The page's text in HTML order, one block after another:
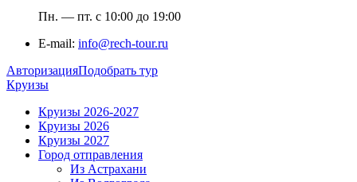
Пн. — пт. с 10:00 до 19:00
E-mail: info@rech-tour.ru
АвторизацияПодобрать тур
Круизы
Круизы 2026-2027
Круизы 2026
Круизы 2027
Город отправления
Из Астрахани